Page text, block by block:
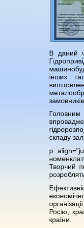
В даний
інших
замовників.
складу
p
Творчий
Росію,
країни.